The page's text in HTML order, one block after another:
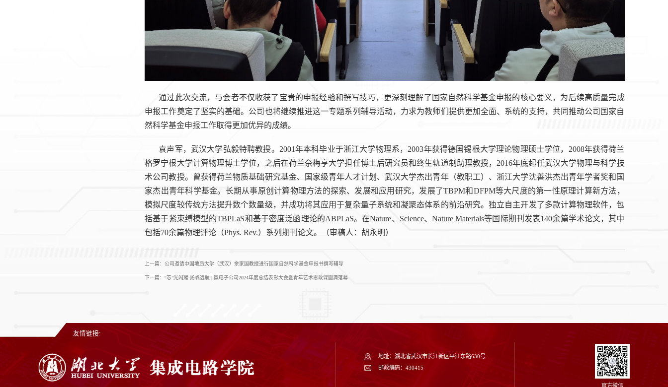
通过此次交流，与会者不仅收获了宝贵的申报经验和撰写技巧，更深刻理解了国家自然科学基金申报的核心要义，为后续高质量完成
申报工作奠定了坚实的基础。公司也将继续推进这一专题系列辅导活动，力求为教师们提供更加全面、系统的支持，共同推动公司国家自
然科学基金申报工作取得更加优异的成绩。
袁声军，武汉大学弘毅特聘教授。2001年本科毕业于浙江大学物理系，2003年获得德国锡根大学理论物理硕士学位，2008年获得荷兰
格罗宁根大学计算物理博士学位，之后在荷兰奈梅亨大学担任博士后研究员和终生轨道制助理教授，2016年底起任武汉大学物理与科学技
术公司教授。曾获得荷兰物质基础研究基金、国家级青年人才计划、武汉大学杰出青年（教职工）、浙江大学沈善洪杰出青年学者奖和国
家杰出青年科学基金。长期从事原创计算物理方法的探索、发展和应用研究，发展了TBPM和DFPM等大尺度的第一性原理计算新方法，
模拟尺度较传统方法提升数个数量级，并成功将其应用于复杂量子系统和凝聚态体系的前沿研究。独立自主开发了多款计算物理软件，包
括基于紧束缚模型的TBPLaS和基于密度泛函理论的ABPLaS。在Nature、Science、Nature Materials等国际期刊发表140余篇学术论文，其中
包括70余篇物理评论（Phys. Rev.）系列期刊论文。（审稿人：胡永明）
上一篇：公司邀请中国地质大学（武汉）余家国教授进行国家自然科学基金申报书撰写辅导
下一篇：“芯”光闪耀 扬帆远航 | 微电子公司2024年度总结表彰大会暨青年艺术思政课圆满落幕
友情链接:
地址：湖北省武汉市长江新区平江东路630号
邮政编码：430415
官方微信